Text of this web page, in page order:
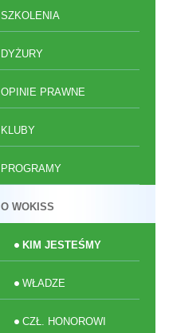
SZKOLENIA
DYŻURY
OPINIE PRAWNE
KLUBY
PROGRAMY
O WOKISS
KIM JESTEŚMY
WŁADZE
CZŁ. HONOROWI